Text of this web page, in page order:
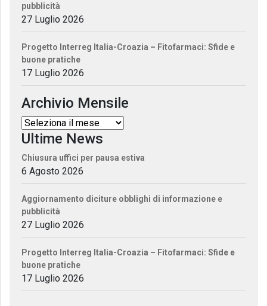
pubblicità
27 Luglio 2026
Progetto Interreg Italia-Croazia – Fitofarmaci: Sfide e
buone pratiche
17 Luglio 2026
Archivio Mensile
Ultime News
Chiusura uffici per pausa estiva
6 Agosto 2026
Aggiornamento diciture obblighi di informazione e
pubblicità
27 Luglio 2026
Progetto Interreg Italia-Croazia – Fitofarmaci: Sfide e
buone pratiche
17 Luglio 2026